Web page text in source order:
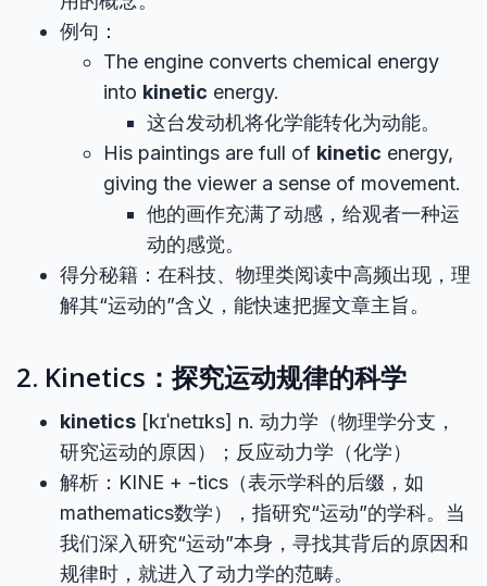
例句：
The engine converts chemical energy
into kinetic energy.
这台发动机将化学能转化为动能。
His paintings are full of kinetic energy,
giving the viewer a sense of movement.
他的画作充满了动感，给观者一种运
动的感觉。
得分秘籍：在科技、物理类阅读中高频出现，理
解其“运动的”含义，能快速把握文章主旨。
2. Kinetics：探究运动规律的科学
kinetics [kɪˈnetɪks] n. 动力学（物理学分支，
研究运动的原因）；反应动力学（化学）
解析：KINE + -tics（表示学科的后缀，如
mathematics数学），指研究“运动”的学科。当
我们深入研究“运动”本身，寻找其背后的原因和
规律时，就进入了动力学的范畴。